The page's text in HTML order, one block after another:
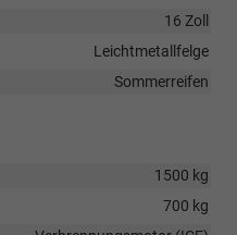
16 Zoll
Leichtmetallfelge
Sommerreifen
1500 kg
700 kg